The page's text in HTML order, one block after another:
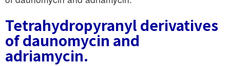
Tetrahydropyranyl derivatives
of daunomycin and
adriamycin.